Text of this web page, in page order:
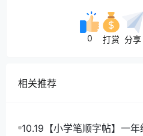
0 打赏 分享
相关推荐
10.19【小学笔顺字帖】一